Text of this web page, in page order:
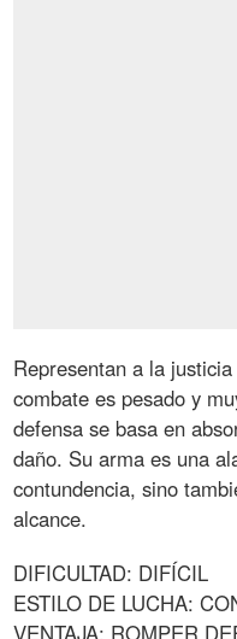
Representan a la
combate es pesado y
defensa se basa en
daño. Su arma es una
contundencia, sino
alcance.
DIFICULTAD: DIFÍCIL
ESTILO DE LUCHA: